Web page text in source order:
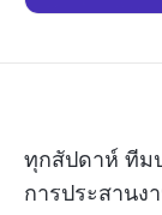
ทุกสัปดาห์ ทีม
การประสานง